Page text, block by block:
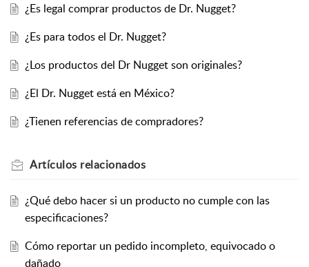
¿Es legal comprar productos de Dr. Nugget?
¿Es para todos el Dr. Nugget?
¿Los productos del Dr Nugget son originales?
¿El Dr. Nugget está en México?
¿Tienen referencias de compradores?
Artículos relacionados
¿Qué debo hacer si un producto no cumple con las
especificaciones?
Cómo reportar un pedido incompleto, equivocado o
dañado